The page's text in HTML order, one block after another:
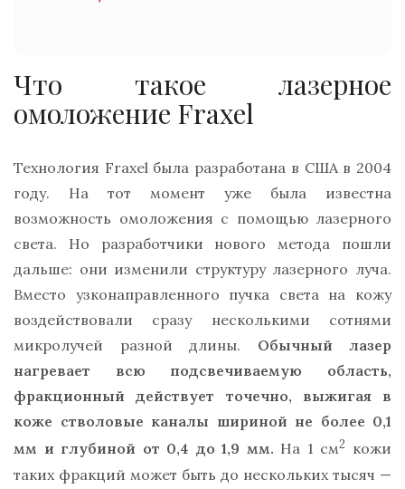
Что такое лазерное
омоложение Fraxel
Технология Fraxel была разработана в США в 2004
году. На тот момент уже была известна
возможность омоложения с помощью лазерного
света. Но разработчики нового метода пошли
дальше: они изменили структуру лазерного луча.
Вместо узконаправленного пучка света на кожу
воздействовали сразу несколькими сотнями
микролучей разной длины. Обычный лазер
нагревает всю подсвечиваемую область,
фракционный действует точечно, выжигая в
коже стволовые каналы шириной не более 0,1
мм и глубиной от 0,4 до 1,9 мм. На 1 см2 кожи
таких фракций может быть до нескольких тысяч —